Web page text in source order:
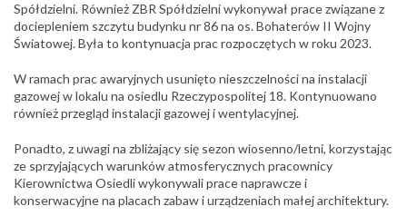
Spółdzielni. Również ZBR Spółdzielni wykonywał prace związane z
dociepleniem szczytu budynku nr 86 na os. Bohaterów II Wojny
Światowej. Była to kontynuacja prac rozpoczętych w roku 2023.
W ramach prac awaryjnych usunięto nieszczelności na instalacji
gazowej w lokalu na osiedlu Rzeczypospolitej 18. Kontynuowano
również przegląd instalacji gazowej i wentylacyjnej.
Ponadto, z uwagi na zbliżający się sezon wiosenno/letni, korzystając
ze sprzyjających warunków atmosferycznych pracownicy
Kierownictwa Osiedli wykonywali prace naprawcze i
konserwacyjne na placach zabaw i urządzeniach małej architektury.